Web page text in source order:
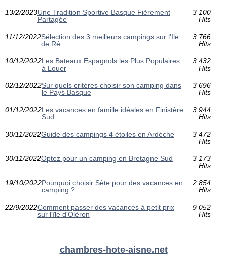
13/2/2023Une Tradition Sportive Basque Fièrement
Partagée
3 100
Hits
11/12/2022Sélection des 3 meilleurs campings sur l’Ile
de Ré
3 766
Hits
10/12/2022Les Bateaux Espagnols les Plus Populaires
à Louer
3 432
Hits
02/12/2022Sur quels critères choisir son camping dans
le Pays Basque
3 696
Hits
01/12/2022Les vacances en famille idéales en Finistère
Sud
3 944
Hits
30/11/2022Guide des campings 4 étoiles en Ardèche
3 472
Hits
30/11/2022Optez pour un camping en Bretagne Sud
3 173
Hits
19/10/2022Pourquoi choisir Sète pour des vacances en
camping ?
2 854
Hits
22/9/2022Comment passer des vacances à petit prix
sur l'île d'Oléron
9 052
Hits
chambres-hote-aisne.net